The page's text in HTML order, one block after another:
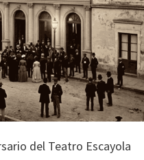
del Teatro Escayola